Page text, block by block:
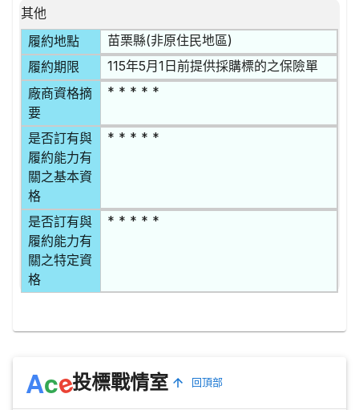
其他
履約地點
苗栗縣(非原住民地區)
履約期限 115年5月1日前提供採購標的之保險單
廠商資格摘
要
* * * * *
是否訂有與
履約能力有
關之基本資
格
* * * * *
是否訂有與
履約能力有
關之特定資
格
* * * * *
Ace投標戰情室 回頂部